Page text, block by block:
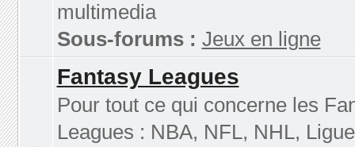
multimedia
Sous-forums : Jeux en ligne
Fantasy Leagues
Pour tout ce qui concerne les
Leagues : NBA, NFL, NHL,